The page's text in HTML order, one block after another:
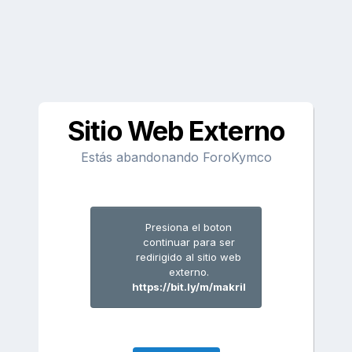
Sitio Web Externo
Estás abandonando ForoKymco
Presiona el boton
continuar para ser
redirigido al sitio web
externo.
https://bit.ly/m/makril